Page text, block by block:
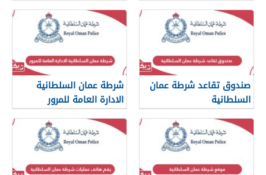
صندوق تقاعد شرطة عمان
السلطانية
شرطة عمان السلطانية
الادارة العامة للمرور